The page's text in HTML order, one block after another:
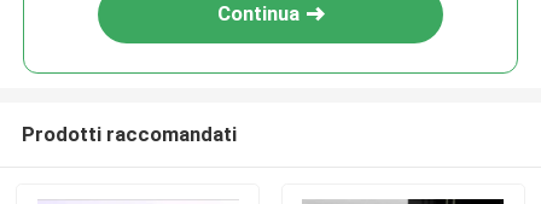
Continua
Prodotti raccomandati